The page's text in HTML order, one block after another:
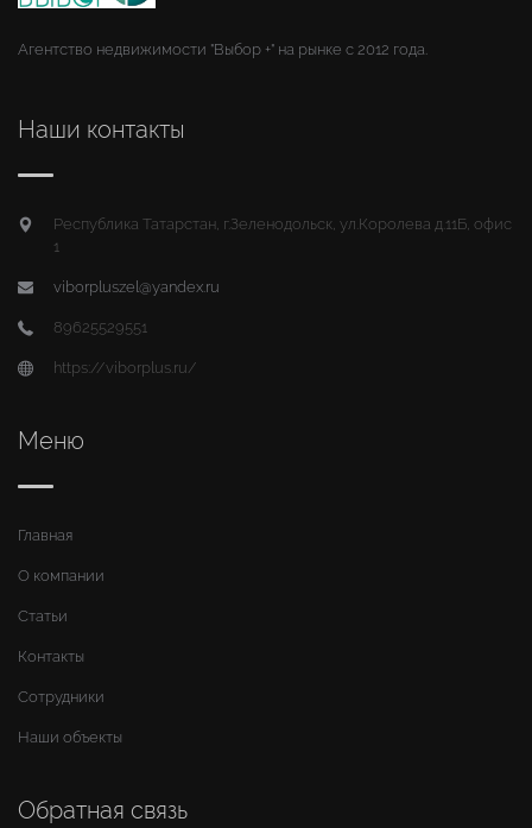
Агентство недвижимости "Выбор +" на рынке с 2012 года.
Наши контакты
Республика Татарстан, г.Зеленодольск, ул.Королева д.11Б, офис
1
viborpluszel@yandex.ru
89625529551
https://viborplus.ru/
Меню
Главная
О компании
Статьи
Контакты
Сотрудники
Наши объекты
Обратная связь